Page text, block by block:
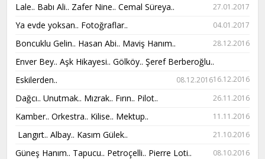
Lale.. Babı Ali.. Zafer Nine.. Cemal Süreya.. 27.01.2017
Ya evde yoksan.. Fotoğraflar.. 04.01.2017
Boncuklu Gelin.. Hasan Abi.. Maviş Hanım.. 28.12.2016
Enver Bey.. Aşk Hikayesi.. Gölköy.. Şeref Berberoğlu..
16.12.2016
Eskilerden.. 08.12.2016
Dağcı.. Unutmak.. Mızrak.. Fırın.. Pilot.. 26.11.2016
Kamber.. Orkestra.. Kilise.. Mektup.. 11.11.2016
Langırt.. Albay.. Kasım Gülek.. 21.10.2016
Güneş Hanım.. Tapucu.. Petroçelli.. Pierre Loti.. 08.10.2016